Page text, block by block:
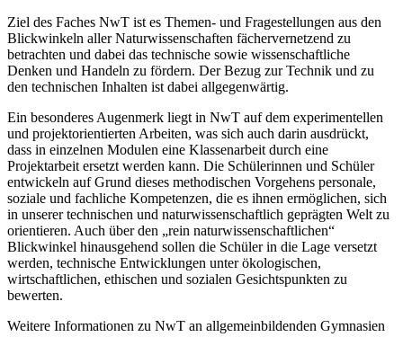
Ziel des Faches NwT ist es Themen- und Fragestellungen aus den
Blickwinkeln aller Naturwissenschaften fächervernetzend zu
betrachten und dabei das technische sowie wissenschaftliche
Denken und Handeln zu fördern. Der Bezug zur Technik und zu
den technischen Inhalten ist dabei allgegenwärtig.
Ein besonderes Augenmerk liegt in NwT auf dem experimentellen
und projektorientierten Arbeiten, was sich auch darin ausdrückt,
dass in einzelnen Modulen eine Klassenarbeit durch eine
Projektarbeit ersetzt werden kann. Die Schülerinnen und Schüler
entwickeln auf Grund dieses methodischen Vorgehens personale,
soziale und fachliche Kompetenzen, die es ihnen ermöglichen, sich
in unserer technischen und naturwissenschaftlich geprägten Welt zu
orientieren. Auch über den „rein naturwissenschaftlichen“
Blickwinkel hinausgehend sollen die Schüler in die Lage versetzt
werden, technische Entwicklungen unter ökologischen,
wirtschaftlichen, ethischen und sozialen Gesichtspunkten zu
bewerten.
Weitere Informationen zu NwT an allgemeinbildenden Gymnasien